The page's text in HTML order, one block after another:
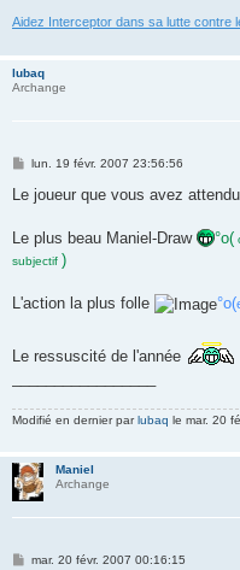
Aidez Interceptor dans sa lutte contre
lubaq
Archange
M
s
g
lun. 19 févr. 2007 23:56:56
Le joueur que vous avez
Le plus beau Maniel-Draw °o(
subjectif )
L'action la plus folle °o(
Le ressuscité de l'année
Modifié en dernier parlubaq le mar. 20
Maniel
Archange
Mmar. 20 févr. 2007 00:16:15